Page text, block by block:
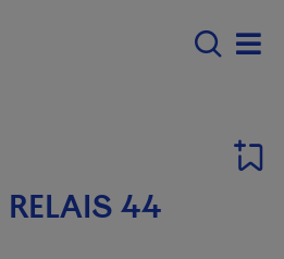
navigation -
RELAIS 44